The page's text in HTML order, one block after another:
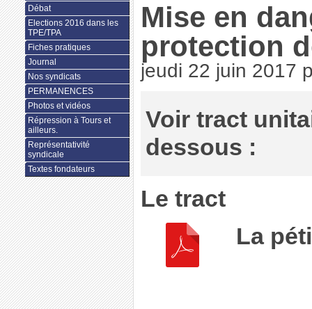
Mise en
protection
jeudi 22 juin 2017
Voir tract
dessous :
Le tract
La
Débat
Elections 2016 dans les
TPE/TPA
Fiches pratiques
Journal
Nos syndicats
PERMANENCES
Photos et vidéos
Répression à Tours et
ailleurs.
Représentativité
syndicale
Textes fondateurs